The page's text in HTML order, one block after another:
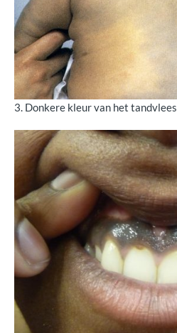
3. Donkere kleur van het tandvlees